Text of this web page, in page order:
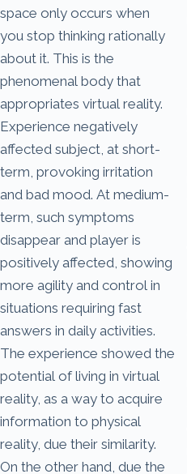
space only occurs when
you stop thinking rationally
about it. This is the
phenomenal body that
appropriates virtual reality.
Experience negatively
affected subject, at short-
term, provoking irritation
and bad mood. At medium-
term, such symptoms
disappear and player is
positively affected, showing
more agility and control in
situations requiring fast
answers in daily activities.
The experience showed the
potential of living in virtual
reality, as a way to acquire
information to physical
reality, due their similarity.
On the other hand, due the